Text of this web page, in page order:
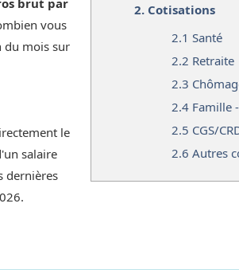
2. Cotisations
2.1 Santé
2.2 Retraite
2.3
2.4 Famille
2.5 CGS/
2.6 Autres
brut par
vous
du mois sur
le
salaire
dernières